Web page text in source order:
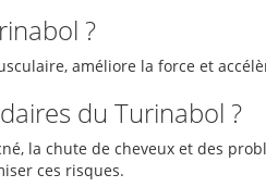
?
améliore la force et
du Turinabol ?
la chute de cheveux et des
ces risques.